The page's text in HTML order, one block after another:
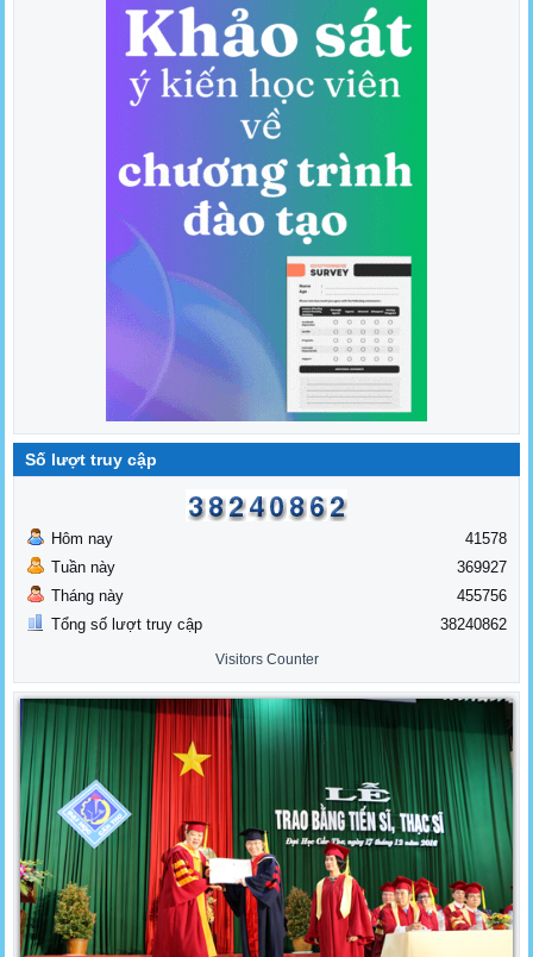
Số lượt truy cập
Hôm nay
Tuần này
Tháng này
Tổng số lượt truy cập
41578
369927
455756
38240862
Visitors Counter